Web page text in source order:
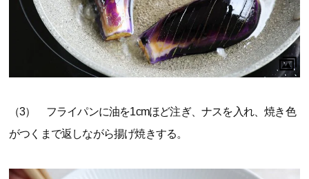
（3） フライパンに油を1cmほど注ぎ、ナスを入れ、焼き色
がつくまで返しながら揚げ焼きする。